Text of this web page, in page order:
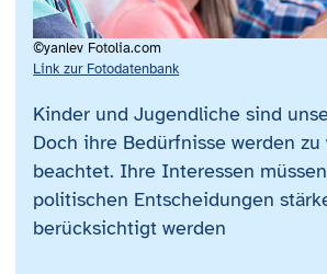
©yanlev Fotolia.com
Link zur Fotodatenbank
Kinder und Jugendliche sind
Doch ihre Bedürfnisse werden zu
beachtet. Ihre Interessen
politischen Entscheidungen
berücksichtigt werden